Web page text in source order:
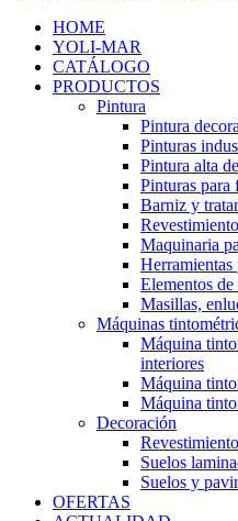
HOME
YOLI-MAR
CATÁLOGO
PRODUCTOS
Pintura
Pintura
Pinturas
Pintura alta
Pinturas para
Barniz y
Maquinaria
Herramientas
Elementos
Masillas,
Máquinas
Máquina
interiores
Máquina
Máquina
Decoración
Suelos
Suelos y
OFERTAS